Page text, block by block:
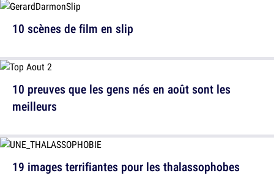
10 preuves que les gens nés en août sont les
meilleurs
10 scènes de film en slip
19 images terrifiantes pour les thalassophobes